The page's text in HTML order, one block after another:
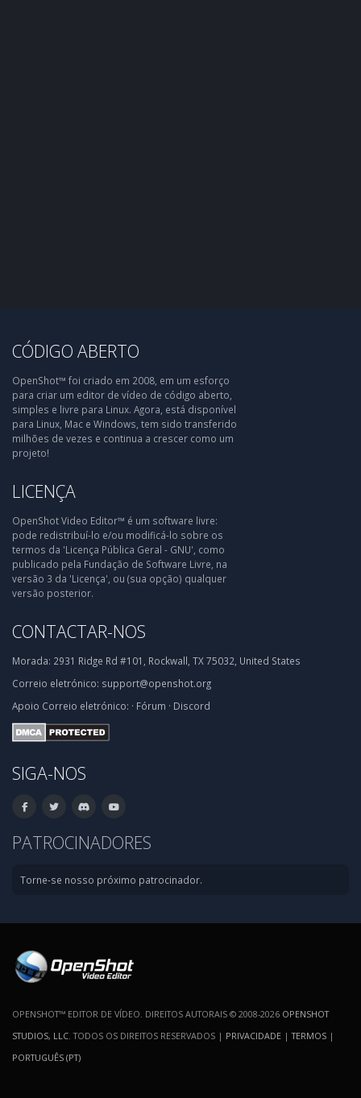
CÓDIGO ABERTO
OpenShot™ foi criado em 2008, em um esforço
para criar um editor de vídeo de código aberto,
simples e livre para Linux. Agora, está disponível
para Linux, Mac e Windows, tem sido transferido
milhões de vezes e continua a crescer como um
projeto!
LICENÇA
OpenShot Video Editor™ é um software livre:
pode redistribuí-lo e/ou modificá-lo sobre os
termos da 'Licença Pública Geral - GNU', como
publicado pela Fundação de Software Livre, na
versão 3 da 'Licença', ou (sua opção) qualquer
versão posterior.
CONTACTAR-NOS
Morada: 2931 Ridge Rd #101, Rockwall, TX 75032, United States
Correio eletrónico: support@openshot.org
Apoio Correio eletrónico: · Fórum · Discord
SIGA-NOS
PATROCINADORES
Torne-se nosso próximo patrocinador.
OPENSHOT™ EDITOR DE VÍDEO. DIREITOS AUTORAIS © 2008-2026 OPENSHOT
STUDIOS, LLC . TODOS OS DIREITOS RESERVADOS | PRIVACIDADE |TERMOS |
PORTUGUÊS (PT)